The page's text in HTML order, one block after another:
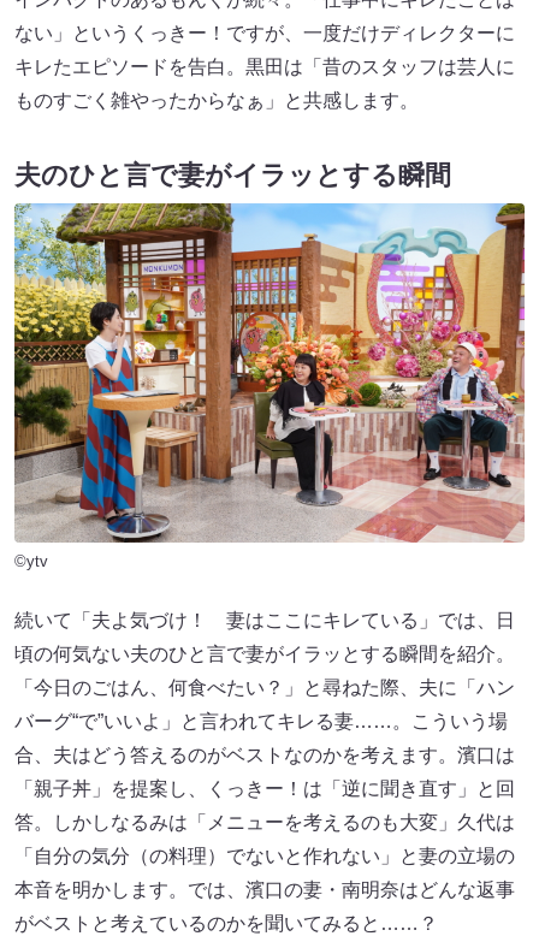
ない」というくっきー！ですが、一度だけディレクターに
キレたエピソードを告白。黒田は「昔のスタッフは芸人に
ものすごく雑やったからなぁ」と共感します。
夫のひと言で妻がイラッとする瞬間
©ytv
続いて「夫よ気づけ！ 妻はここにキレている」では、日
頃の何気ない夫のひと言で妻がイラッとする瞬間を紹介。
「今日のごはん、何食べたい？」と尋ねた際、夫に「ハン
バーグ“で”いいよ」と言われてキレる妻……。こういう場
合、夫はどう答えるのがベストなのかを考えます。濱口は
「親子丼」を提案し、くっきー！は「逆に聞き直す」と回
答。しかしなるみは「メニューを考えるのも大変」久代は
「自分の気分（の料理）でないと作れない」と妻の立場の
本音を明かします。では、濱口の妻・南明奈はどんな返事
がベストと考えているのかを聞いてみると……？